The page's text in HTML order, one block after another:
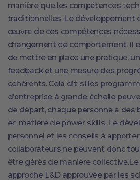
manière que les compétences
traditionnelles. Le développement
œuvre de ces compétences
changement de comportement. Il
de mettre en place une pratique,
feedback et une mesure des
cohérents. Cela dit, si les
d’entreprise à grande échelle
de départ, chaque personne a des
en matière de power skills. Le
personnel et les conseils à
collaborateurs ne peuvent donc
être gérés de manière
approche L&D approuvée par les